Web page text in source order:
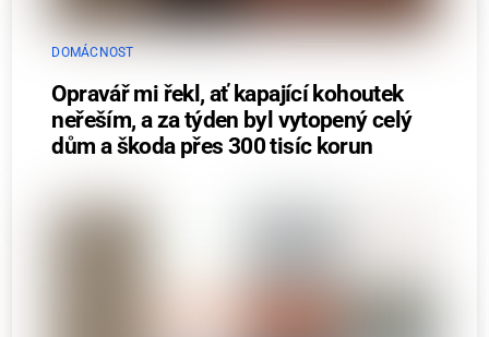
DOMÁCNOST
Opravář mi řekl, ať kapající kohoutek
neřeším, a za týden byl vytopený celý
dům a škoda přes 300 tisíc korun